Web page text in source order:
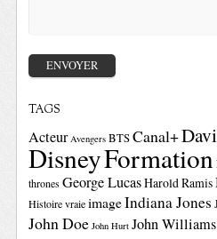
TAGS
Acteur Avengers BTSCanal+
DisneyFormation
thrones George LucasHarold Ramis
Histoire vraie imageIndiana Jones
John Doe John Hurt John Williams